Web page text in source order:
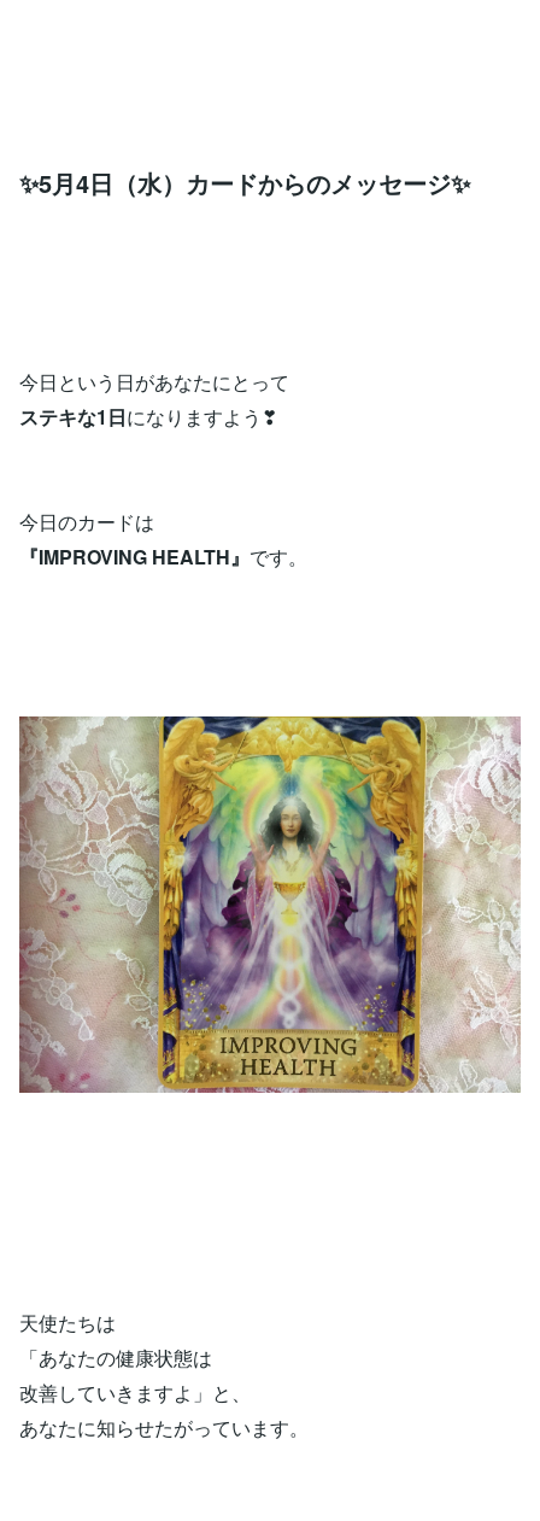
✨5月4日（水）カードからのメッセージ✨
今日という日があなたにとって
ステキな1日になりますよう❣
今日のカードは
『IMPROVING HEALTH』 です。
天使たちは
「あなたの健康状態は
改善していきますよ」と、
あなたに知らせたがっています。